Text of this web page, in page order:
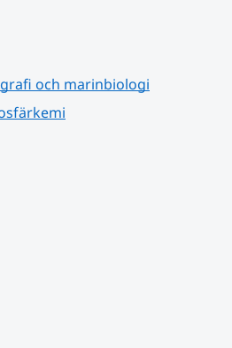
och marinbiologi